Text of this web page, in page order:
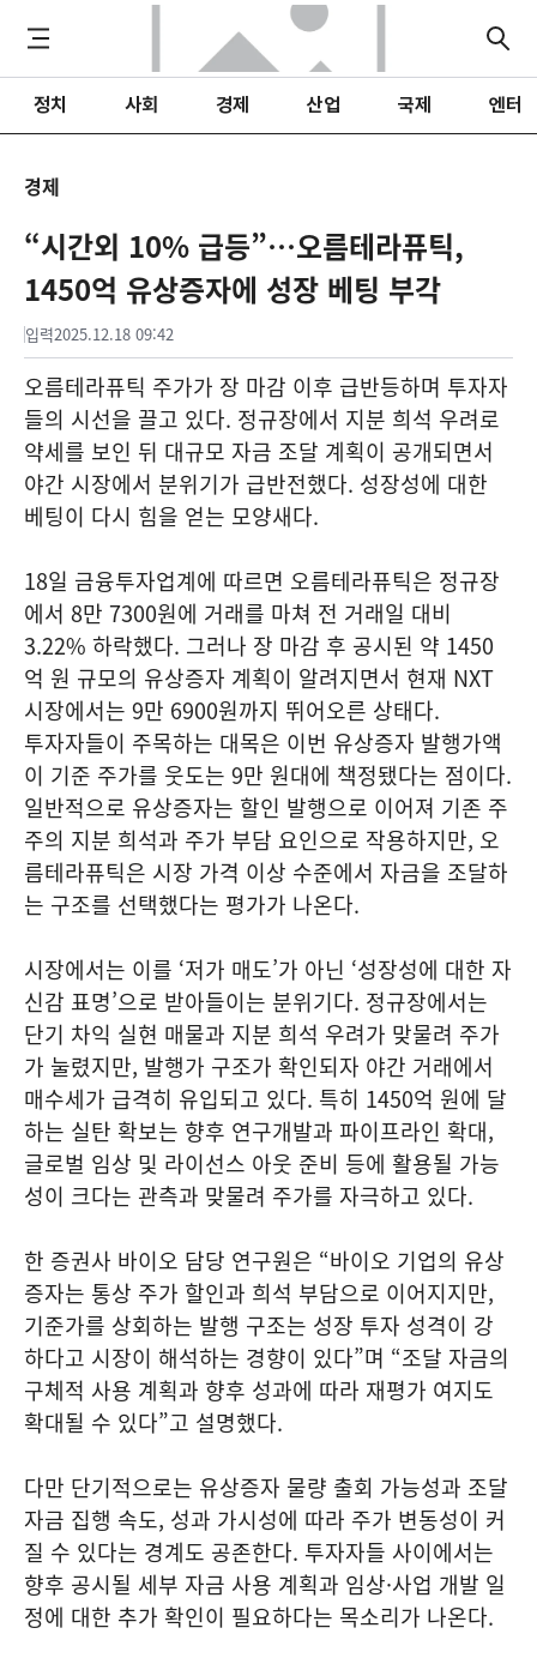
정치 사회 경제 산업 국제 엔터
경제
“시간외 10% 급등”…오름테라퓨틱,
1450억 유상증자에 성장 베팅 부각
입력2025.12.18 09:42
오름테라퓨틱 주가가 장 마감 이후 급반등하며 투자자
들의 시선을 끌고 있다. 정규장에서 지분 희석 우려로
약세를 보인 뒤 대규모 자금 조달 계획이 공개되면서
야간 시장에서 분위기가 급반전했다. 성장성에 대한
베팅이 다시 힘을 얻는 모양새다.
18일 금융투자업계에 따르면 오름테라퓨틱은 정규장
에서 8만 7300원에 거래를 마쳐 전 거래일 대비
3.22% 하락했다. 그러나 장 마감 후 공시된 약 1450
억 원 규모의 유상증자 계획이 알려지면서 현재 NXT
시장에서는 9만 6900원까지 뛰어오른 상태다.
투자자들이 주목하는 대목은 이번 유상증자 발행가액
이 기준 주가를 웃도는 9만 원대에 책정됐다는 점이다.
일반적으로 유상증자는 할인 발행으로 이어져 기존 주
주의 지분 희석과 주가 부담 요인으로 작용하지만, 오
름테라퓨틱은 시장 가격 이상 수준에서 자금을 조달하
는 구조를 선택했다는 평가가 나온다.
시장에서는 이를 ‘저가 매도’가 아닌 ‘성장성에 대한 자
신감 표명’으로 받아들이는 분위기다. 정규장에서는
단기 차익 실현 매물과 지분 희석 우려가 맞물려 주가
가 눌렸지만, 발행가 구조가 확인되자 야간 거래에서
매수세가 급격히 유입되고 있다. 특히 1450억 원에 달
하는 실탄 확보는 향후 연구개발과 파이프라인 확대,
글로벌 임상 및 라이선스 아웃 준비 등에 활용될 가능
성이 크다는 관측과 맞물려 주가를 자극하고 있다.
한 증권사 바이오 담당 연구원은 “바이오 기업의 유상
증자는 통상 주가 할인과 희석 부담으로 이어지지만,
기준가를 상회하는 발행 구조는 성장 투자 성격이 강
하다고 시장이 해석하는 경향이 있다”며 “조달 자금의
구체적 사용 계획과 향후 성과에 따라 재평가 여지도
확대될 수 있다”고 설명했다.
다만 단기적으로는 유상증자 물량 출회 가능성과 조달
자금 집행 속도, 성과 가시성에 따라 주가 변동성이 커
질 수 있다는 경계도 공존한다. 투자자들 사이에서는
향후 공시될 세부 자금 사용 계획과 임상·사업 개발 일
정에 대한 추가 확인이 필요하다는 목소리가 나온다.